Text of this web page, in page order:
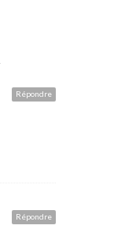
Répondre
Répondre